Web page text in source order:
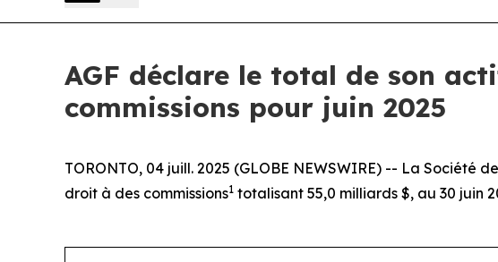
AGF déclare le total de son
commissions pour juin 2025
TORONTO, 04 juill. 2025 (GLOBE NEWSWIRE) -- La
droit à des commissions1 totalisant 55,0 milliards $, au 30 juin